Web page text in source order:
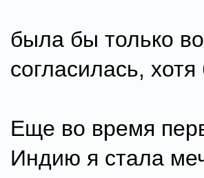
была бы только
согласилась,
Еще во время
Индию я стала